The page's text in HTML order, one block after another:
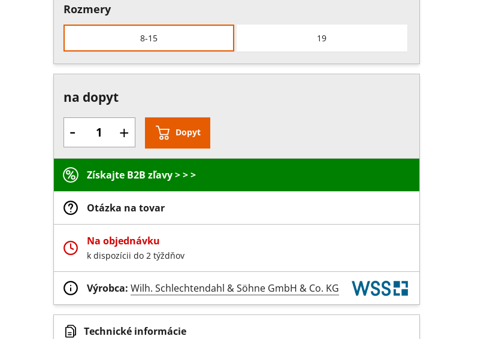
Rozmery
8-15 19
na dopyt
- + Dopyt
Získajte B2B zľavy > > >
Otázka na tovar
Na objednávku
k dispozícii do 2 týždňov
Výrobca: Wilh. Schlechtendahl & Söhne GmbH & Co. KG
Technické informácie